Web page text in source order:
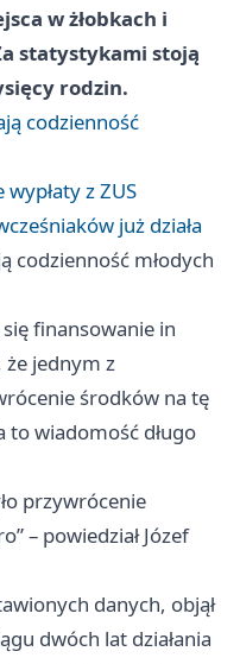
w żłobkach i
statystykami stoją
rodzin.
codzienność
z ZUS
już działa
codzienność młodych
finansowanie in
jednym z
środków na tę
to wiadomość długo
przywrócenie
– powiedział Józef
danych, objął
dwóch lat działania